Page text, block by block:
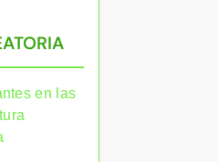
en las